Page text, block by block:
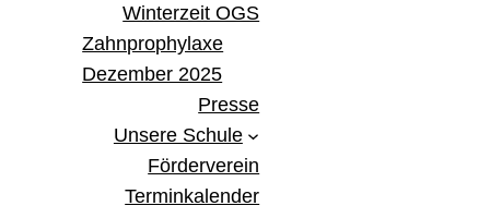
Winterzeit OGS
Zahnprophylaxe
Dezember 2025
Presse
Unsere Schule
Förderverein
Terminkalender